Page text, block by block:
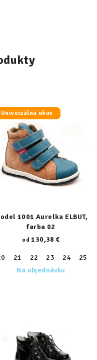
27 28 29 30 31
32
Univerzálna obuv
1001 Aurelka ELBUT,
farba 02
od 130,38 €
21 22 23 24 25
Na objednávku